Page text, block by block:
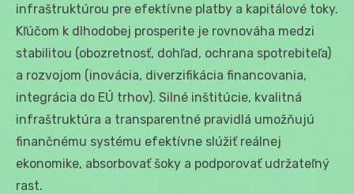
infraštruktúrou pre efektívne platby a kapitálové toky.
Kľúčom k dlhodobej prosperite je rovnováha medzi
stabilitou (obozretnosť, dohľad, ochrana spotrebiteľa)
a rozvojom (inovácia, diverzifikácia financovania,
integrácia do EÚ trhov). Silné inštitúcie, kvalitná
infraštruktúra a transparentné pravidlá umožňujú
finančnému systému efektívne slúžiť reálnej
ekonomike, absorbovať šoky a podporovať udržateľný
rast.